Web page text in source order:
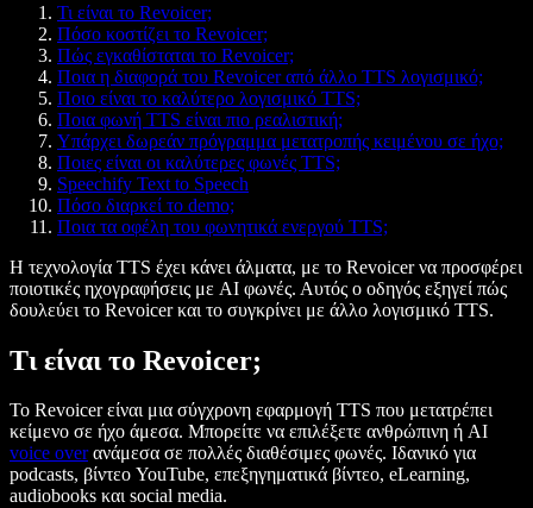
Τι είναι το Revoicer;
Πόσο κοστίζει το Revoicer;
Πώς εγκαθίσταται το Revoicer;
Ποια η διαφορά του Revoicer από άλλο TTS λογισμικό;
Ποιο είναι το καλύτερο λογισμικό TTS;
Ποια φωνή TTS είναι πιο ρεαλιστική;
Υπάρχει δωρεάν πρόγραμμα μετατροπής κειμένου σε ήχο;
Ποιες είναι οι καλύτερες φωνές TTS;
Speechify Text to Speech
Πόσο διαρκεί το demo;
Ποια τα οφέλη του φωνητικά ενεργού TTS;
Η τεχνολογία TTS έχει κάνει άλματα, με το Revoicer να προσφέρει
ποιοτικές ηχογραφήσεις με AI φωνές. Αυτός ο οδηγός εξηγεί πώς
δουλεύει το Revoicer και το συγκρίνει με άλλο λογισμικό TTS.
Τι είναι το Revoicer;
Το Revoicer είναι μια σύγχρονη εφαρμογή TTS που μετατρέπει
κείμενο σε ήχο άμεσα. Μπορείτε να επιλέξετε ανθρώπινη ή AI
voice overανάμεσα σε πολλές διαθέσιμες φωνές. Ιδανικό για
podcasts, βίντεο YouTube, επεξηγηματικά βίντεο, eLearning,
audiobooks και social media.